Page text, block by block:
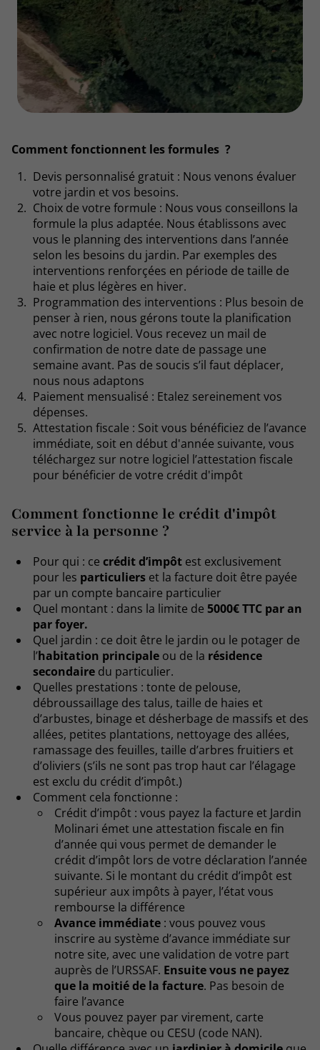
Comment fonctionnent les formules ?
Devis personnalisé gratuit : Nous venons évaluer
votre jardin et vos besoins.
Choix de votre formule : Nous vous conseillons la
formule la plus adaptée. Nous établissons avec
vous le planning des interventions dans l’année
selon les besoins du jardin. Par exemples des
interventions renforçées en période de taille de
haie et plus légères en hiver.
Programmation des interventions : Plus besoin de
penser à rien, nous gérons toute la planification
avec notre logiciel. Vous recevez un mail de
confirmation de notre date de passage une
semaine avant. Pas de soucis s’il faut déplacer,
nous nous adaptons
Paiement mensualisé : Etalez sereinement vos
dépenses.
Attestation fiscale : Soit vous bénéficiez de l’avance
immédiate, soit en début d'année suivante, vous
téléchargez sur notre logiciel l’attestation fiscale
pour bénéficier de votre crédit d'impôt
Comment fonctionne le crédit d'impôt
service à la personne ?
Pour qui : ce crédit d’impôt est exclusivement
pour les particulierset la facture doit être payée
par un compte bancaire particulier
Quel montant : dans la limite de 5000€ TTC par an
par foyer.
Quel jardin : ce doit être le jardin ou le potager de
l’habitation principaleou de la résidence
secondairedu particulier.
Quelles prestations : tonte de pelouse,
débroussaillage des talus, taille de haies et
d’arbustes, binage et désherbage de massifs et des
allées, petites plantations, nettoyage des allées,
ramassage des feuilles, taille d’arbres fruitiers et
d’oliviers (s’ils ne sont pas trop haut car l’élagage
est exclu du crédit d’impôt.)
Comment cela fonctionne :
Crédit d’impôt : vous payez la facture et Jardin
Molinari émet une attestation fiscale en fin
d’année qui vous permet de demander le
crédit d’impôt lors de votre déclaration l’année
suivante. Si le montant du crédit d’impôt est
supérieur aux impôts à payer, l’état vous
rembourse la différence
Avance immédiate: vous pouvez vous
inscrire au système d’avance immédiate sur
notre site, avec une validation de votre part
auprès de l’URSSAF. Ensuite vous ne payez
que la moitié de la facture. Pas besoin de
faire l’avance
Vous pouvez payer par virement, carte
bancaire, chèque ou CESU (code NAN).